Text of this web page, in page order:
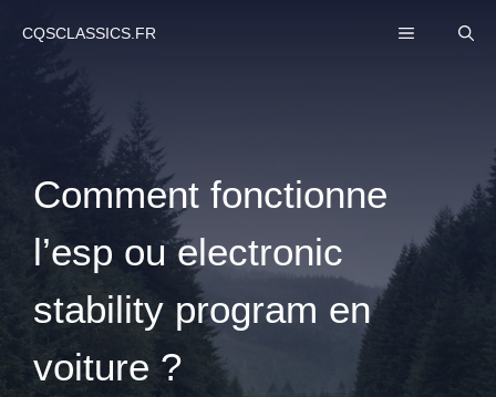
CQSCLASSICS.FR MENU
Comment fonctionne
l’esp ou electronic
stability program en
voiture ?